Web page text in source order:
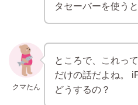
タセーバーを使う
クマたん
ところで、これっ
だけの話だよね。
どうするの？